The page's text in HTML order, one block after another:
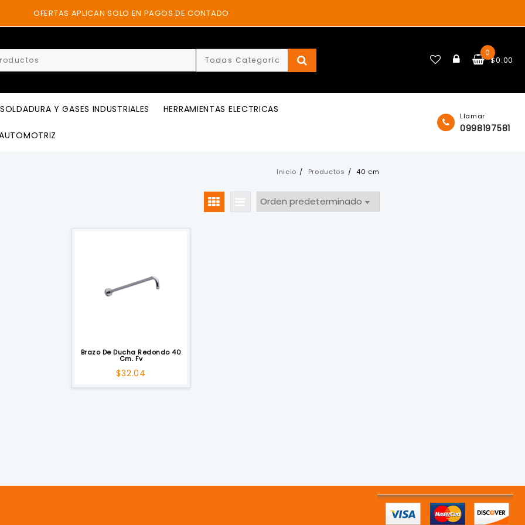
OFERTAS APLICAN SOLO EN PAGOS DE CONTADO
0
$0.00
SOLDADURA Y GASES INDUSTRIALES HERRAMIENTAS ELECTRICAS
Llamar
0998197581
Inicio Productos 40 cm
Brazo De Ducha Redondo 40
Cm. Fv
$32.04